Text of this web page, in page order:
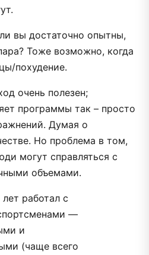
вы достаточно опытны,
Тоже возможно, когда
похудение.
очень полезен;
программы так – просто
Думая о
Но проблема в том,
могут справляться с
объемами.
работал с
—
и
(чаще всего